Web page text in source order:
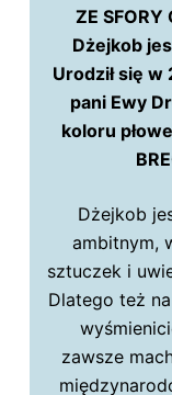
ZE SFORY
Dżejkob
Urodził się
pani Ewy
koloru
Dżejkob
ambitnym,
sztuczek i
Dlatego też
zawsze